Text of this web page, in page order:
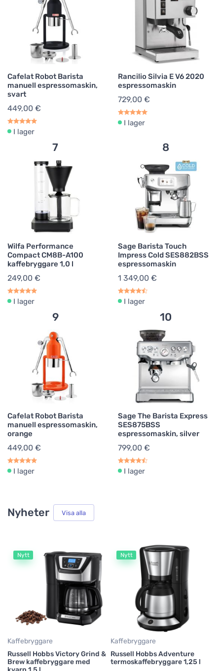
Cafelat Robot Barista
manuell espressomaskin,
svart
449,00 €
I lager
Rancilio Silvia E V6 2020
espressomaskin
729,00 €
I lager
7
Wilfa Performance
Compact CM8B-A100
kaffebryggare 1,0 l
249,00 €
I lager
8
Sage Barista Touch
Impress Cold SES882BSS
espressomaskin
1 349,00 €
I lager
9
Cafelat Robot Barista
manuell espressomaskin,
orange
449,00 €
I lager
10
Sage The Barista Express
SES875BSS
espressomaskin, silver
799,00 €
I lager
Nyheter Visa alla
Nytt
Kaffebryggare
Russell Hobbs Victory Grind &
Brew kaffebryggare med
Nytt
Kaffebryggare
Russell Hobbs Adventure
termoskaffebryggare 1,25 l